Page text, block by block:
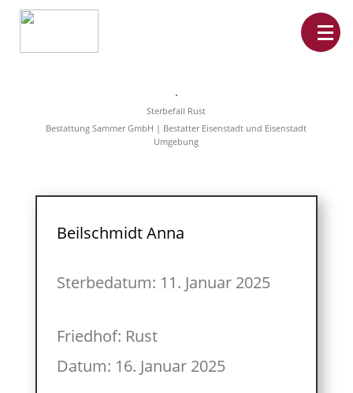
Rat&Hilfe
Sterbefälle
Sterbefall Rust
Bestattung Sammer GmbH | Bestatter Eisenstadt und Eisenstadt
Umgebung
Beilschmidt Anna
Sterbedatum: 11. Januar 2025
Friedhof: Rust
Datum: 16. Januar 2025